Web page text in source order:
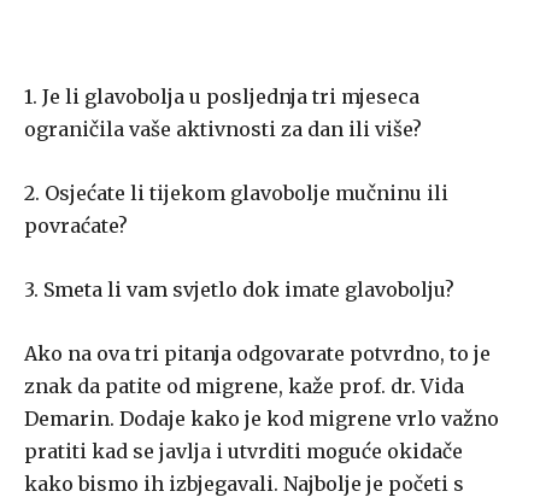
1. Je li glavobolja u posljednja tri mjeseca
ograničila vaše aktivnosti za dan ili više?
2. Osjećate li tijekom glavobolje mučninu ili
povraćate?
3. Smeta li vam svjetlo dok imate glavobolju?
Ako na ova tri pitanja odgovarate potvrdno, to je
znak da patite od migrene, kaže prof. dr. Vida
Demarin. Dodaje kako je kod migrene vrlo važno
pratiti kad se javlja i utvrditi moguće okidače
kako bismo ih izbjegavali. Najbolje je početi s